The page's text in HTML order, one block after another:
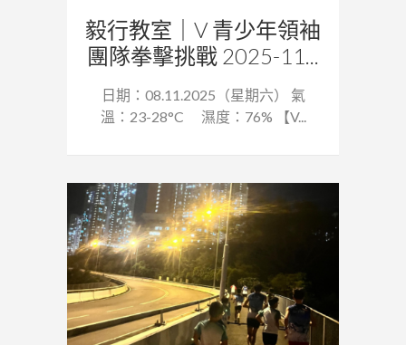
毅行教室｜V 青少年領袖
團隊拳擊挑戰 2025-11...
日期：08.11.2025（星期六） 氣
溫：23-28°C 濕度：76% 【V...